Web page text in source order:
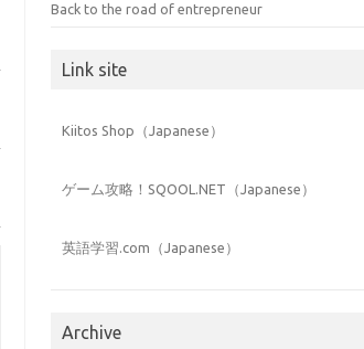
Back to the road of entrepreneur
Link site
Kiitos Shop（Japanese）
ゲーム攻略！SQOOL.NET（Japanese）
英語学習.com（Japanese）
Archive